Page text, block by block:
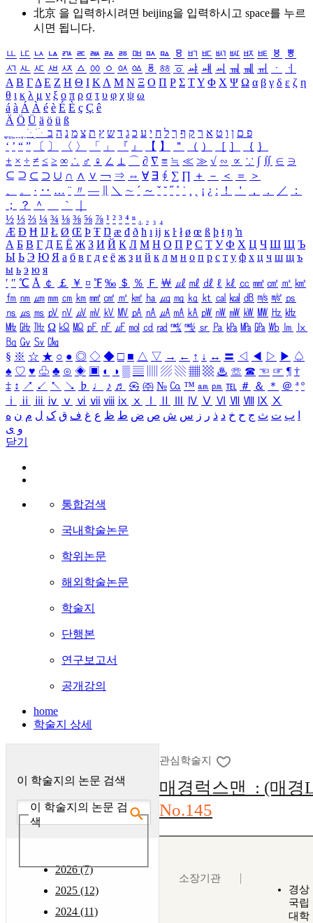
北京 을 입력하시려면 beijing을 입력하시고 space를 누르
시면 됩니다.
ㅥ ㅦ ㅧ ㅨ ㅩ ㅪ ㅫ ㅬ ㅭ ㅮ ㅯ ㅰ ㅱ ㅲ ㅳ ㅴ ㅵ ㅶ ㅷ ㅸ
ㅹ
ㅺ ㅻ ㅼ ㅽ ㅾ ㅿ ㆀ ㆁ ㆂ ㆃ ㆄ ㆅ ㆆ ㆇ ㆈ ㆉ ㆊ ㆋ ㆌ ㆍ
ㆎ
Α Β ΓΔ Ε Ζ Η Θ Ι ΚΛ Μ Ν Ξ Ο Π Ρ Σ ΤΥ Φ Χ Ψ Ω α β γ δ ε ζ η
θ ι κ λ μ ν ξ ο π ρ σ τ υ φ χ ψ ω
á à Á À é è É È ç Ç ê
Ä Ö Ü ä ö ü ß
ִֶֹ ֻּ ׁׂ פ ם ן ו ט א ר ק ף ך ל ח י ע כ ג ד ש ץ ת צ מ נ ה ב
‘ ’ “ ” 〔 〕 〈 〉 「 」 『 』 【 】 ＂ （ ） ［ ］ ｛ ｝
± × ÷ ≠ ≤ ≥ ∞ ∴ ♂ ♀ ∠ ⊥ ⌒ ∂ ∇ ≡ ≒ ≪ ≫ √ ∽ ∝ ∵ ∫ ∬ ∈ ∋
⊆ ⊇ ⊂ ⊃ ∪ ∩ ∧ ∨ ￢ ⇒ ⇔ ∀ ∃ ∮ ∑ ∏ ＋ － ＜ ＝
＞
、
。 · ‥ … ¨ 〃 ― ＼ ∼ ´ ～ ˇ ˘ ˝ ˚ ˙ ¸ ¡ ¿ ː ！ ＇ ， ． ／
：
；
？ ＾ ｀
½ ⅓ ⅔ ¼ ¾ ⅛ ⅜ ⅝ ⅞ ¹ ² ³ ⁴ ⁿ ₁ ₂ ₃ ₄
Æ Ð Ħ Ĳ Ł Ø Œ Þ Ŧ Ŋ æ đ ð ħ ı ĳ ĸ ŀ ł ø œ ß þ ŧ ŋ ŉ
А Б В Г Д Е Ё Ж З И Й К Л М Н О П Р С Т У Ф Х Ц Ч Ш Щ Ъ
Ы Ь Э Ю Я а б в г д е ё ж з и й к л м н о п р с т у ф х ц ч ш щ ъ
ы ь э ю я
′ ″ ℃ Å ￠ ￡ ￥ ¤ ℉ ‰ ＄ ％ Ｆ ￦ ㎕ ㎖ ㎗ ℓ ㎘ ㏄ ㎣ ㎤ ㎥ ㎦
㎙ ㎚ ㎛ ㎜ ㎝ ㎞ ㎟ ㎠ ㎡ ㎢ ㏊ ㎍ ㎎ ㎏ ㏏ ㎈ ㎉ ㏈ ㎧ ㎨ ㎰
㎱ ㎲ ㎳ ㎴ ㎵ ㎶ ㎷ ㎸ ㎹ ㎀ ㎁ ㎂ ㎃ ㎄ ㎺ ㎻ ㎽ ㎾ ㎿ ㎐ ㎑
㎒ ㎓ ㎔ Ω ㏀ ㏁ ㎊ ㎋ ㎌ ㏖ ㏅ ㎭ ㎮ ㎯ ㏛ ㎩ ㎪ ㎫ ㎬ ㏝ ㏐
㏓
㏃ ㏉ ㏜ ㏆
§ ※ ☆ ★ ○ ● ◎ ◇ ◆ □ ■ △ ▽ → ← ↑ ↓ ↔ 〓 ◁ ◀ ▷ ▶ ♤
♠ ♡ ♥ ♧ ♣ ⊙ ◈ ▣ ◐ ◑ ▒ ▤ ▨ ▧ ▦ ▩ ♨ ☏ ☎ ☜ ☞ ¶ †
‡ ↕ ↗ ↙ ↖ ↘ ♭ ♩ ♪ ♬ ㉿ ㈜ № ㏇ ™ ㏂ ㏘ ℡ ＃ ＆ ＊ ＠ ª º
ⅰ
ⅱ ⅲ ⅳ ⅴ ⅵ ⅶ ⅷ ⅸ ⅹ Ⅳ Ⅴ Ⅵ Ⅶ Ⅷ Ⅸ Ⅹ
ب ت ث ج ح خ د ذ ر ز س ش ص ض ط ظ ع غ ف ق ک ل م ن ه
و ی
닫기
통합검색
국내학술논문
학위논문
해외학술논문
학술지
단행본
연구보고서
공개강의
home
학술지 상세
이 학술지의 논문 검색
이 학술지의 논문 검
색
2026 (7)
2025 (12)
2024 (11)
관심학술지
매경럭스맨 : (매경
No.145
소장기관
경상
국립
대학